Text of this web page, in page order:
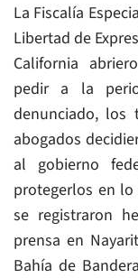
La Fiscalía
Libertad de
California
pedir a la
denunciado, los
abogados
al gobierno
protegerlos en
se registraron
prensa en
Bahía de